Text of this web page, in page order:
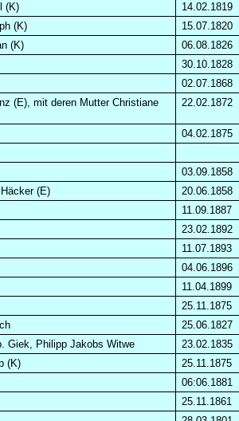
(K)
14.02.1819
(K)
15.07.1820
(K)
06.08.1826
30.10.1828
02.07.1868
(E), mit deren Mutter Christiane
22.02.1872
04.02.1875
03.09.1858
(E)
20.06.1858
11.09.1887
23.02.1892
11.07.1893
04.06.1896
11.04.1899
25.11.1875
25.06.1827
Giek, Philipp Jakobs Witwe
23.02.1835
(K)
25.11.1875
06:06.1881
25.11.1861